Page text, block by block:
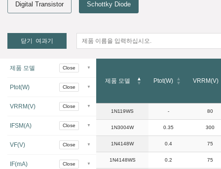
Digital Transistor Schottky Diode
닫기 여과기
제품 모델
Ptot(W)
VRRM(V)
IFSM(A)
VF(V)
IF(mA)
제품 모델 Ptot(W) VRRM(V)
1N119WS - 80
1N3004W 0.35 300
1N4148W 0.4 75
1N4148WS 0.2 75